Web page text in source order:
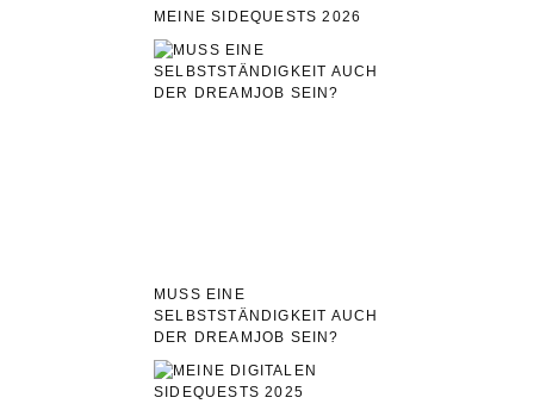
MEINE SIDEQUESTS 2026
MUSS EINE
SELBSTSTÄNDIGKEIT AUCH
DER DREAMJOB SEIN?